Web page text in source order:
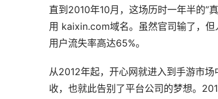
直到2010年10月，这场历时一年半的”
用 kaixin.com域名。虽然官司输了，但
用户流失率高达65%。
从2012年起，开心网就进入到手游市
收，也就此告别了平台公司的梦想。